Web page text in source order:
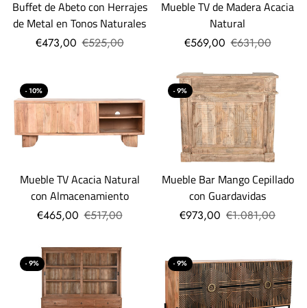
Buffet de Abeto con Herrajes
de Metal en Tonos Naturales
€473,00 €525,00
Mueble TV de Madera Acacia
Natural
€569,00 €631,00
- 10%
Mueble TV Acacia Natural
con Almacenamiento
€465,00 €517,00
- 9%
Mueble Bar Mango Cepillado
con Guardavidas
€973,00 €1.081,00
- 9% - 9%